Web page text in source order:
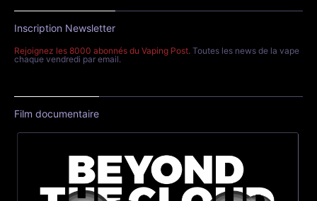
Inscription Newsletter
Rejoignez les 8000 abonnés du Vaping Post. Toutes les news de la vape
chaque vendredi par email.
Film documentaire